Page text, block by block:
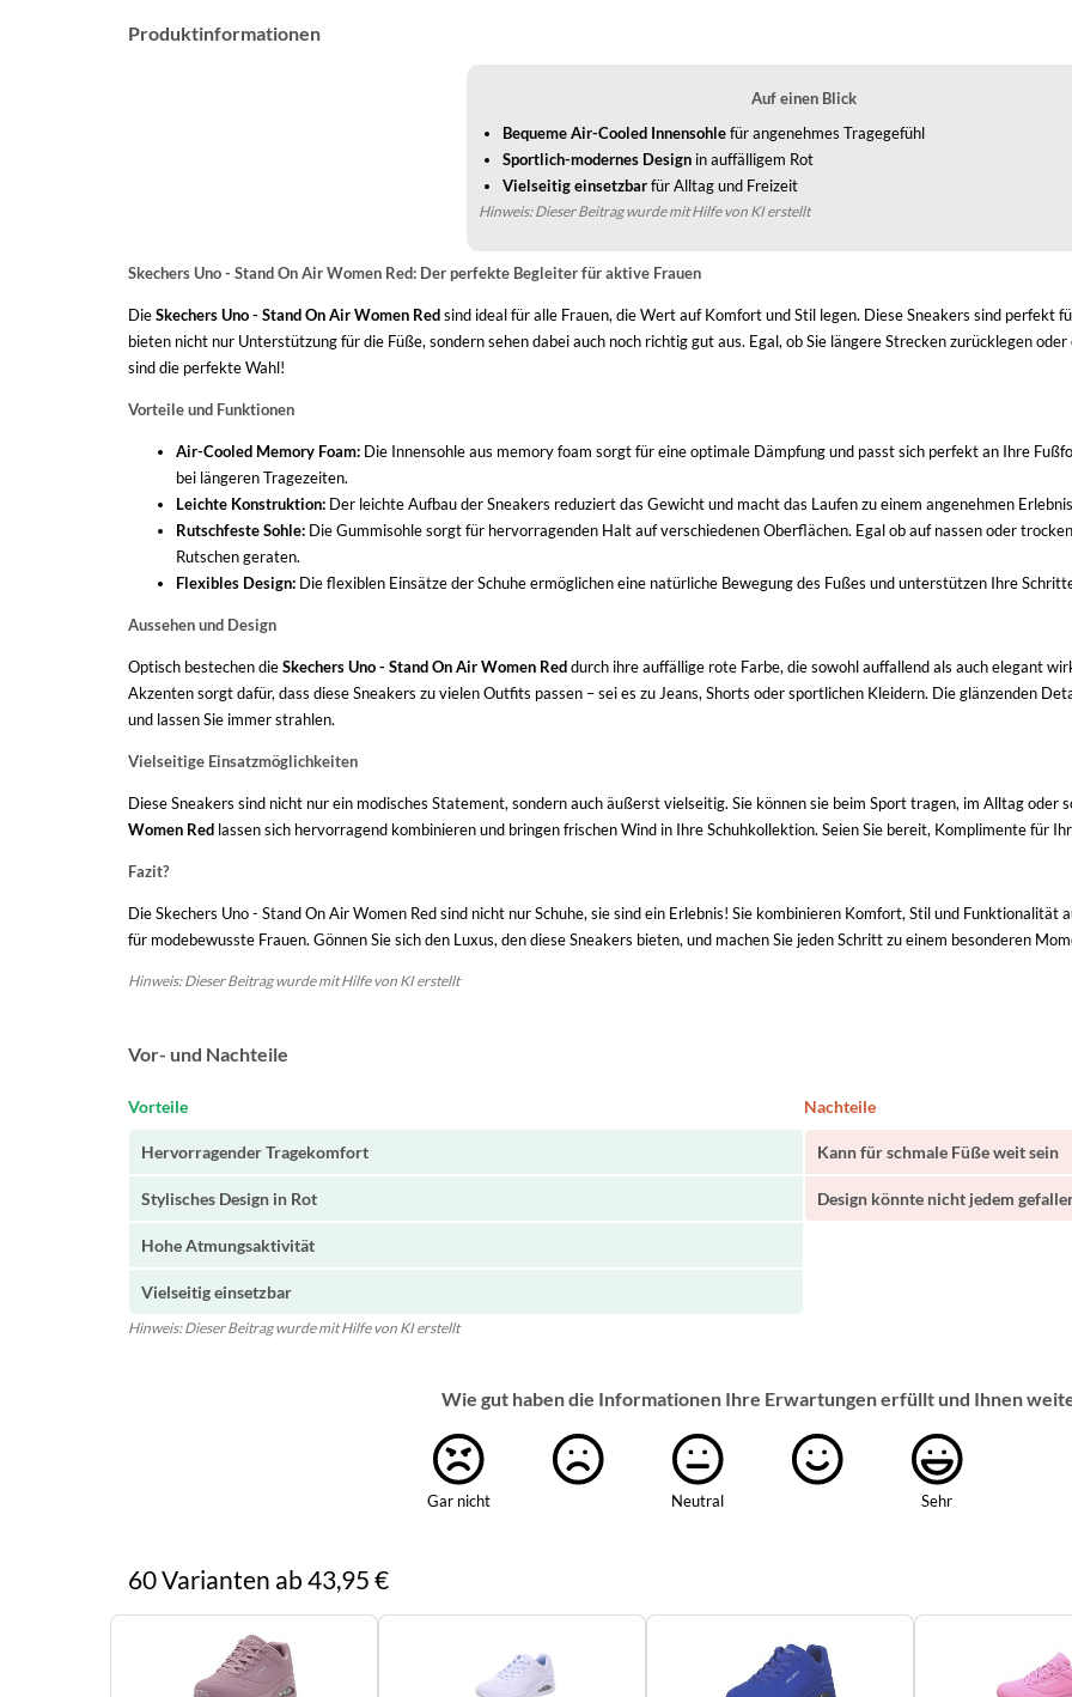
Produktinformationen
Auf einen Blick
Bequeme Air-Cooled Innensohlefür angenehmes Tragegefühl
Sportlich-modernes Designin auffälligem Rot
Vielseitig einsetzbarfür Alltag und Freizeit
Hinweis: Dieser Beitrag wurde mit Hilfe von KI erstellt
Skechers Uno - Stand On Air Women Red: Der perfekte Begleiter für aktive Frauen
DieSkechers Uno - Stand On Air Women Redsind ideal für alle Frauen, die Wert auf Komfort und Stil legen. Diese Sneakers sind perfekt
bieten nicht nur Unterstützung für die Füße, sondern sehen dabei auch noch richtig gut aus. Egal, ob Sie längere Strecken zurücklegen
sind die perfekte Wahl!
Vorteile und Funktionen
Air-Cooled Memory Foam: Die Innensohle aus memory foam sorgt für eine optimale Dämpfung und passt sich perfekt an Ihre
bei längeren Tragezeiten.
Leichte Konstruktion: Der leichte Aufbau der Sneakers reduziert das Gewicht und macht das Laufen zu einem angenehmen
Rutschfeste Sohle: Die Gummisohle sorgt für hervorragenden Halt auf verschiedenen Oberflächen. Egal ob auf nassen oder
Rutschen geraten.
Flexibles Design: Die flexiblen Einsätze der Schuhe ermöglichen eine natürliche Bewegung des Fußes und unterstützen Ihre
Aussehen und Design
Optisch bestechen dieSkechers Uno - Stand On Air Women Reddurch ihre auffällige rote Farbe, die sowohl auffallend als auch elegant
Akzenten sorgt dafür, dass diese Sneakers zu vielen Outfits passen – sei es zu Jeans, Shorts oder sportlichen Kleidern. Die glänzenden
und lassen Sie immer strahlen.
Vielseitige Einsatzmöglichkeiten
Diese Sneakers sind nicht nur ein modisches Statement, sondern auch äußerst vielseitig. Sie können sie beim Sport tragen, im Alltag oder
Women Red lassen sich hervorragend kombinieren und bringen frischen Wind in Ihre Schuhkollektion. Seien Sie bereit, Komplimente für
Fazit?
Die Skechers Uno - Stand On Air Women Red sind nicht nur Schuhe, sie sind ein Erlebnis! Sie kombinieren Komfort, Stil und
für modebewusste Frauen. Gönnen Sie sich den Luxus, den diese Sneakers bieten, und machen Sie jeden Schritt zu einem besonderen
Hinweis: Dieser Beitrag wurde mit Hilfe von KI erstellt
Vor- und Nachteile
Vorteile
Hervorragender Tragekomfort
Stylisches Design in Rot
Hohe Atmungsaktivität
Vielseitig einsetzbar
Nachteile
Kann für schmale Füße weit sein
Design könnte nicht jedem
Hinweis: Dieser Beitrag wurde mit Hilfe von KI erstellt
Wie gut haben die Informationen Ihre Erwartungen erfüllt und Ihnen
Gar nicht Neutral Sehr
60 Varianten ab 43,95 €